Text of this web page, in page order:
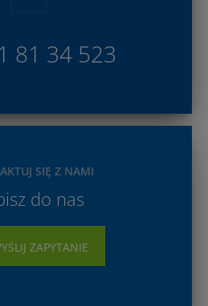
81 34 523
SIĘ Z NAMI
do nas
ZAPYTANIE